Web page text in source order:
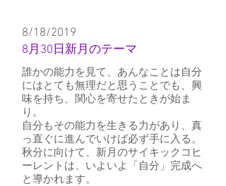
8/18/2019
8月30日新月のテーマ
誰かの能力を見て、あんなことは自分
にはとても無理だと思うことでも、興
味を持ち、関心を寄せたときが始ま
り。
自分もその能力を生きる力があり、真
っ直ぐに進んでいけば必ず手に入る。
秋分に向けて、新月のサイキックコヒ
ーレントは、いよいよ「自分」完成へ
と導かれます。